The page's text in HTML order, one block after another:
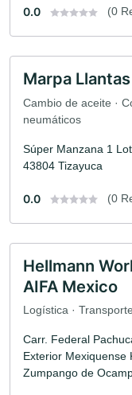
0.0 (0
Marpa
Cambio de aceite ·
neumáticos
Súper Manzana 1
43804 Tizayuca
0.0 (0
Hellmann
AIFA Mexico
Logística · Transporte
Carr. Federal
Exterior Mexiquense
Zumpango de